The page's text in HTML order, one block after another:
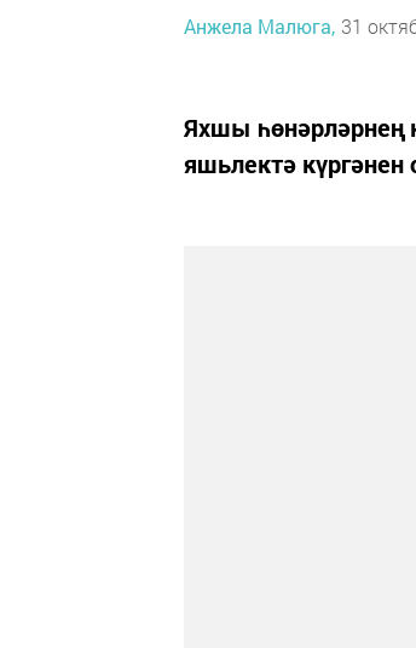
Анжела Малюга, 31
Яхшы һөнәрләрнең
яшьлектә күргәнен